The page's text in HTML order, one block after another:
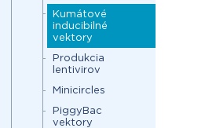
Kumátové
inducibilné
vektory
Produkcia
lentivirov
Minicircles
PiggyBac
vektory